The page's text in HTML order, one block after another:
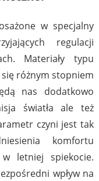
w specjalny
regulacji
Materiały typu
różnym stopniem
nas dodatkowo
światła ale też
czyni jest tak
komfortu
letniej spiekocie.
wpływ na